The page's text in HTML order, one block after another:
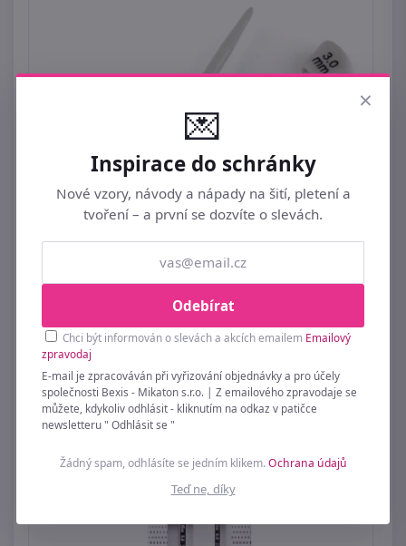
Rovné jehlice č. 2; 2,5; 3
×
💌
Inspirace do schránky
Nové vzory, návody a nápady na šití, pletení a
tvoření – a první se dozvíte o slevách.
Odebírat
Chci být informován o slevách a akcích emailem Emailový
zpravodaj
E-mail je zpracováván při vyřizování objednávky a pro účely
společnosti Bexis - Mikaton s.r.o. | Z emailového zpravodaje se
můžete, kdykoliv odhlásit - kliknutím na odkaz v patičce
newsletteru " Odhlásit se "
Žádný spam, odhlásíte se jedním klikem.Ochrana údajů
Teď ne, díky